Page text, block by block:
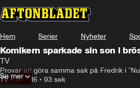
Hem Serier Nyheter
Komikern sparkade sin son i
TV
Provar att göra samma sak på Fredrik i
TV •18.07.16 • 93 sek
Se mer